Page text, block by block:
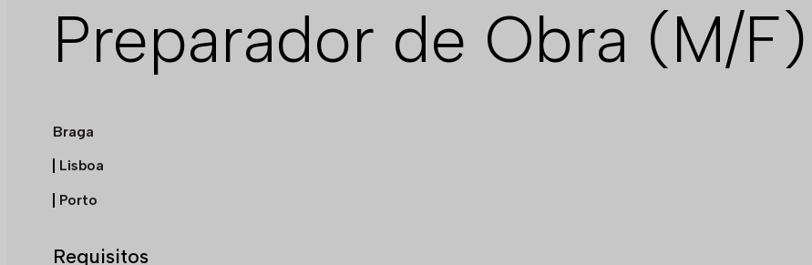
Preparador de Obra (M/F)
Braga
Lisboa
Porto
Requisitos